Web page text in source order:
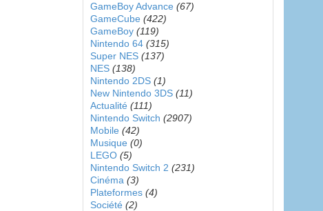
GameBoy Advance (67)
GameCube (422)
GameBoy (119)
Nintendo 64 (315)
Super NES (137)
NES (138)
Nintendo 2DS (1)
New Nintendo 3DS (11)
Actualité (111)
Nintendo Switch (2907)
Mobile (42)
Musique (0)
LEGO (5)
Nintendo Switch 2 (231)
Cinéma (3)
Plateformes (4)
Société (2)